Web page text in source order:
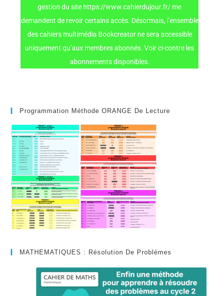
gestion du site https://www.cahierdujour.fr/ me
demandent de revoir certains accès. Désormais, l’ensemble
des cahiers multimédia Bookcreator ne sera accessible
uniquement qu’aux membres abonnés. Voir ci-contre les
abonnements disponibles.
Programmation Méthode ORANGE De Lecture
MATHEMATIQUES : Résolution De Problèmes